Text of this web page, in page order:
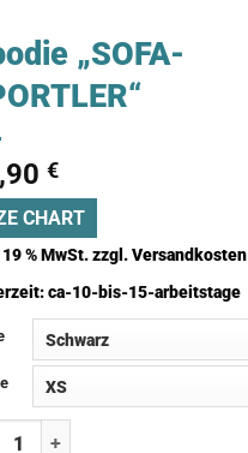
„SOFA-
€
CHART
% MwSt.zzgl.Versandkosten
ca-10-bis-15-arbeitstage
"SOFA-SPORTLER" Menge